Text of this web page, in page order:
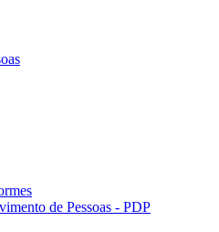
de Pessoas - PDP